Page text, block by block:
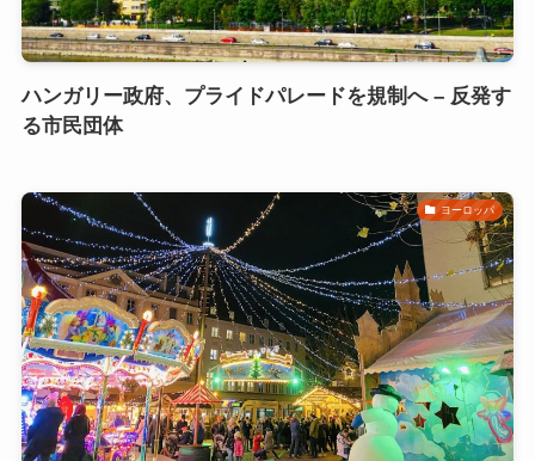
ハンガリー政府、プライドパレードを規制へ – 反発す
る市民団体
ヨーロッパ